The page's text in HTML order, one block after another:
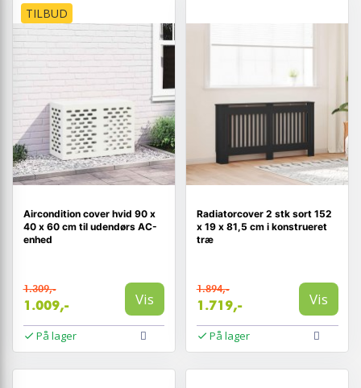
TILBUD
Aircondition cover hvid 90 x
40 x 60 cm til udendørs AC-
enhed
1.309,-
1.009,- Vis
På lager
Radiatorcover 2 stk sort 152
x 19 x 81,5 cm i konstrueret
træ
1.894,-
1.719,- Vis
På lager